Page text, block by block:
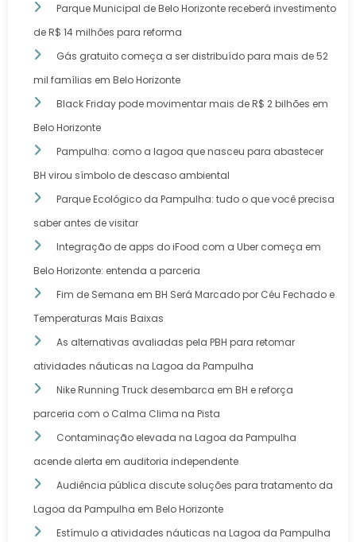
Parque Municipal de Belo Horizonte receberá investimento
de R$ 14 milhões para reforma
Gás gratuito começa a ser distribuído para mais de 52
mil famílias em Belo Horizonte
Black Friday pode movimentar mais de R$ 2 bilhões em
Belo Horizonte
Pampulha: como a lagoa que nasceu para abastecer
BH virou símbolo de descaso ambiental
Parque Ecológico da Pampulha: tudo o que você precisa
saber antes de visitar
Integração de apps do iFood com a Uber começa em
Belo Horizonte: entenda a parceria
Fim de Semana em BH Será Marcado por Céu Fechado e
Temperaturas Mais Baixas
As alternativas avaliadas pela PBH para retomar
atividades náuticas na Lagoa da Pampulha
Nike Running Truck desembarca em BH e reforça
parceria com o Calma Clima na Pista
Contaminação elevada na Lagoa da Pampulha
acende alerta em auditoria independente
Audiência pública discute soluções para tratamento da
Lagoa da Pampulha em Belo Horizonte
Estímulo a atividades náuticas na Lagoa da Pampulha